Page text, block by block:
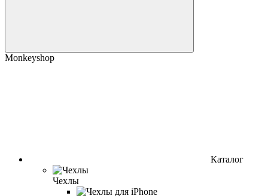
Monkeyshop
Каталог
Чехлы